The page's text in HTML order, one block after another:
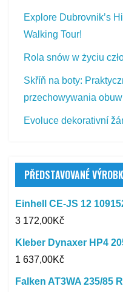
Explore Dubrovnik’s
Walking Tour!
Rola snów w życiu
Skříň na boty:
przechowywania
Evoluce dekorativní
PŘEDSTAVOVANÉ
Einhell CE-JS 12
3 172,00Kč
Kleber Dynaxer HP4
1 637,00Kč
Falken AT3WA 235/85